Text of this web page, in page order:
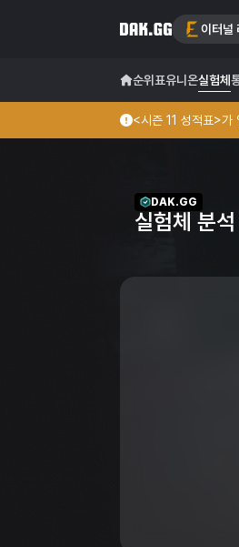
이터널
순위표유니온실험체
<시즌 11 성적표>가
DAK.GG
실험체 분석